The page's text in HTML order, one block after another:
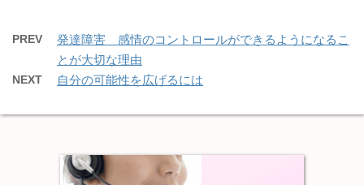
PREV
発達障害 感情のコントロールができるようになるこ
とが大切な理由
NEXT 自分の可能性を広げるには